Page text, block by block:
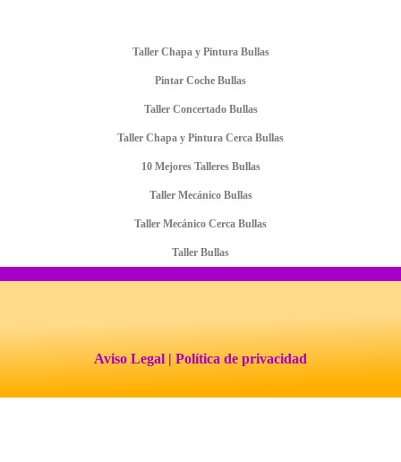
Taller Chapa y Pintura Bullas
Pintar Coche Bullas
Taller Concertado Bullas
Taller Chapa y Pintura Cerca Bullas
10 Mejores Talleres Bullas
Taller Mecánico Bullas
Taller Mecánico Cerca Bullas
Taller Bullas
Aviso Legal | Política de privacidad